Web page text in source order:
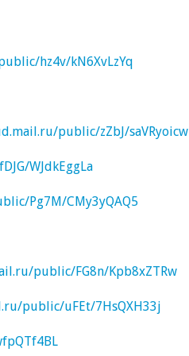
hz4v/kN6XvLzYq
public/zZbJ/saVRyoicw
WJdkEggLa
Pg7M/CMy3yQAQ5
public/FG8n/Kpb8xZTRw
public/uFEt/7HsQXH33j